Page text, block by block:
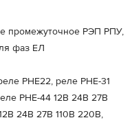
промежуточное РЭП РПУ,
фаз ЕЛ
РНЕ22, реле РНЕ-31
РНЕ-44 12В 24В 27В
24В 27В 110В 220В,